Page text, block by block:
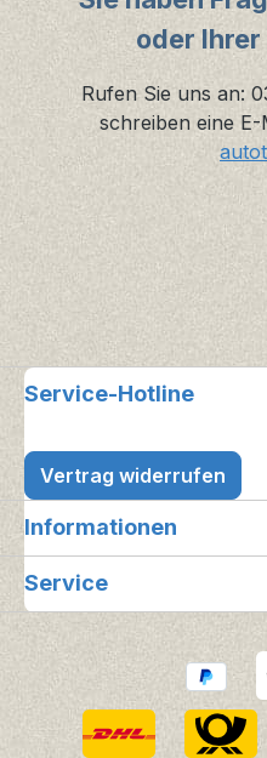
oder
Rufen Sie uns an:
schreiben eine E-
Service-Hotline
Vertrag widerrufen
Informationen
Service